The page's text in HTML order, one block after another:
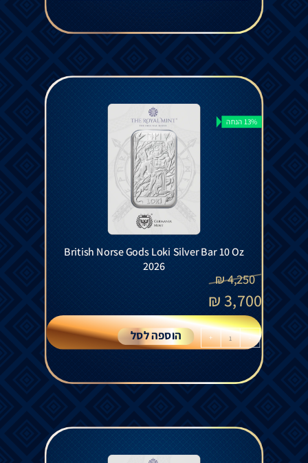
13% הנחה
British Norse Gods Loki Silver Bar 10 Oz
2026
4,250
₪
3,700
₪
-
+ הוספה לסל